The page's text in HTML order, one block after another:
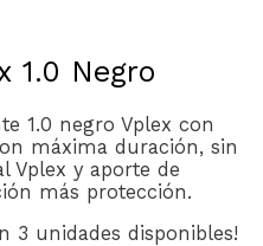
1.0 Negro
1.0 negro Vplex con
máxima duración, sin
Vplex y aporte de
más protección.
3 unidades disponibles!